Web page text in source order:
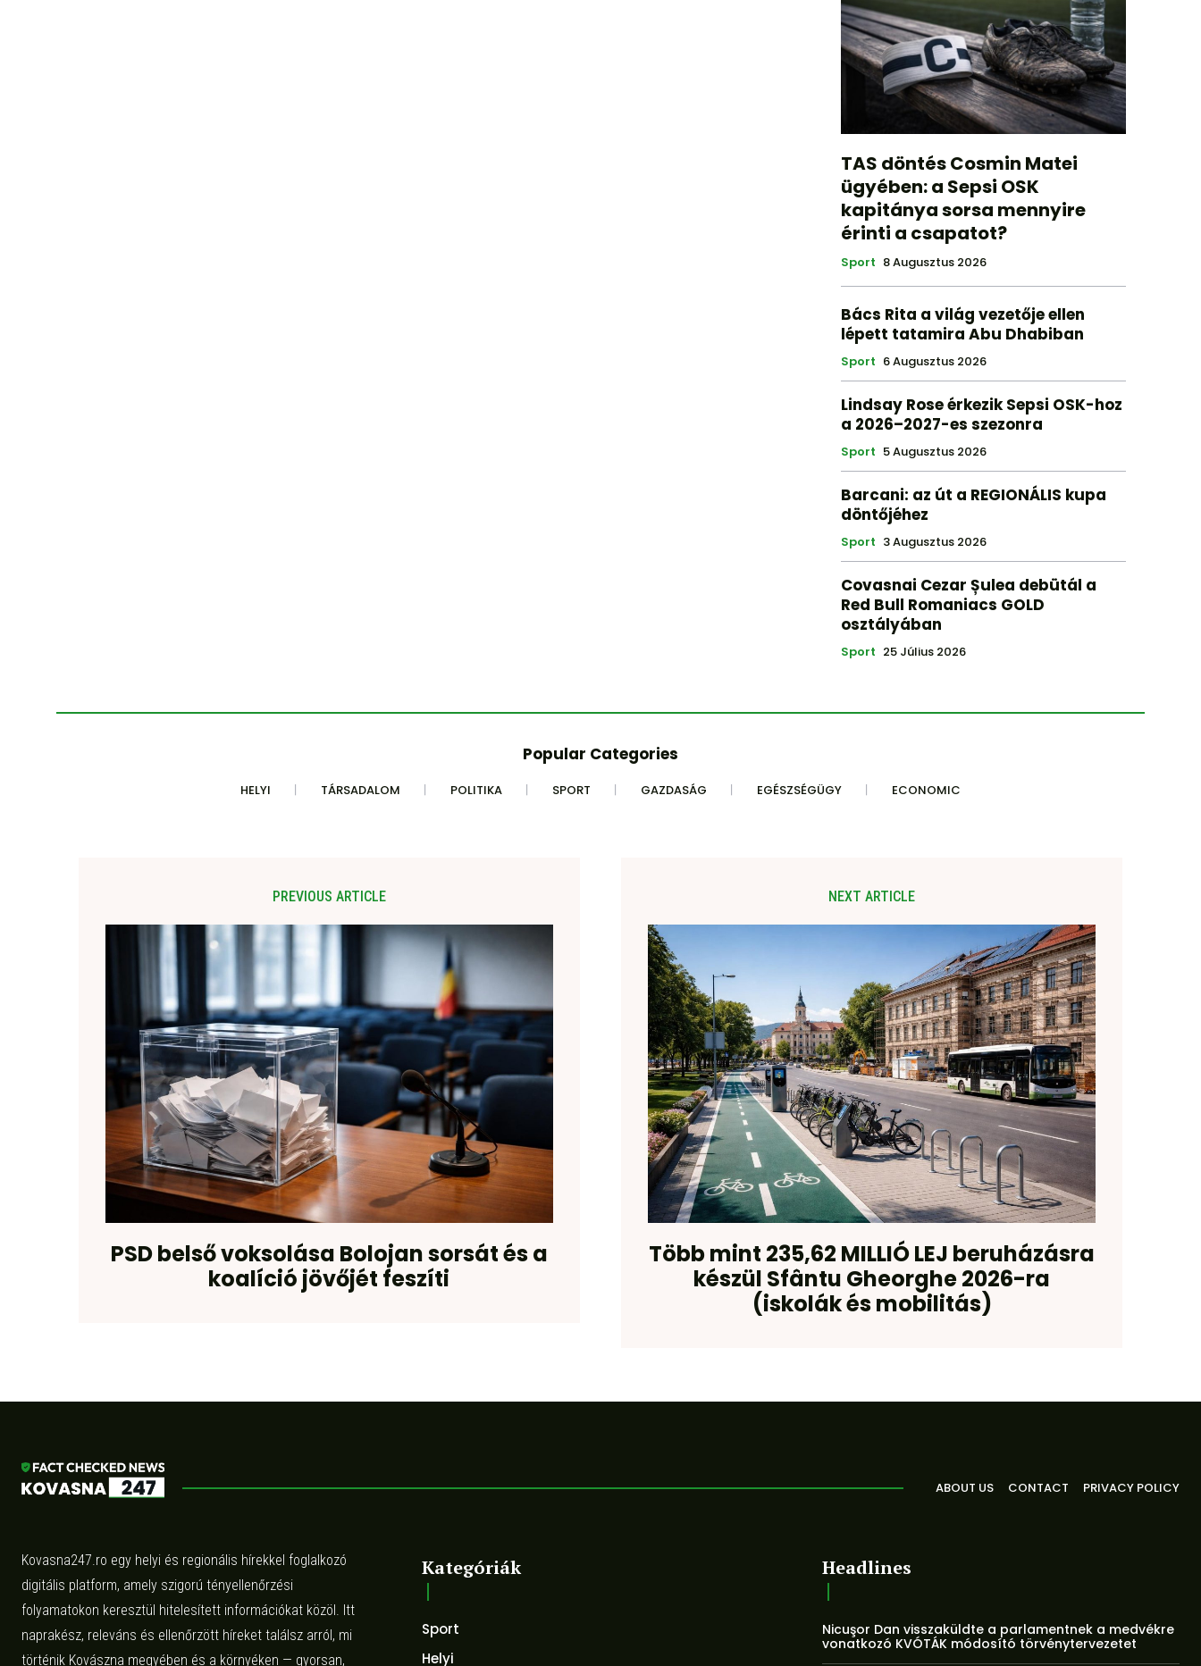
TAS döntés Cosmin Matei
ügyében: a Sepsi OSK
kapitánya sorsa mennyire
érinti a csapatot?
Sport 8 Augusztus 2026
Bács Rita a világ vezetője ellen
lépett tatamira Abu Dhabiban
Sport 6 Augusztus 2026
Lindsay Rose érkezik Sepsi OSK-hoz
a 2026–2027-es szezonra
Sport 5 Augusztus 2026
Barcani: az út a REGIONÁLIS kupa
döntőjéhez
Sport 3 Augusztus 2026
Covasnai Cezar Șulea debütál a
Red Bull Romaniacs GOLD
osztályában
Sport 25 Július 2026
Popular Categories
HELYI TÁRSADALOM POLITIKA SPORT GAZDASÁG EGÉSZSÉGÜGY ECONOMIC
PREVIOUS ARTICLE
PSD belső voksolása Bolojan sorsát és a
koalíció jövőjét feszíti
NEXT ARTICLE
Több mint 235,62 MILLIÓ LEJ beruházásra
készül Sfântu Gheorghe 2026-ra
(iskolák és mobilitás)
ABOUT US CONTACT PRIVACY POLICY
Kovasna247.ro egy helyi és regionális hírekkel foglalkozó
digitális platform, amely szigorú tényellenőrzési
folyamatokon keresztül hitelesített információkat közöl. Itt
naprakész, releváns és ellenőrzött híreket találsz arról, mi
történik Kovászna megyében és a környéken — gyorsan,
Kategóriák
Sport
Helyi
Headlines
Nicuşor Dan visszaküldte a parlamentnek a medvékre
vonatkozó KVÓTÁK módosító törvénytervezetet